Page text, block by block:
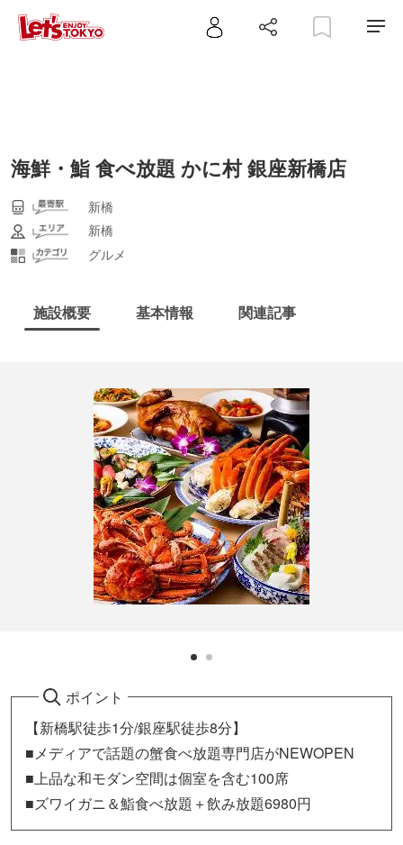
海鮮・鮨 食べ放題 かに村 銀座新橋店
新橋
新橋
グルメ
施設概要 基本情報 関連記事
ポイント
【新橋駅徒歩1分/銀座駅徒歩8分】
■メディアで話題の蟹食べ放題専門店がNEWOPEN
■上品な和モダン空間は個室を含む100席
■ズワイガニ＆鮨食べ放題＋飲み放題6980円